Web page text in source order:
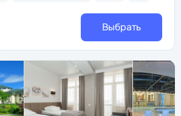
Выбрать